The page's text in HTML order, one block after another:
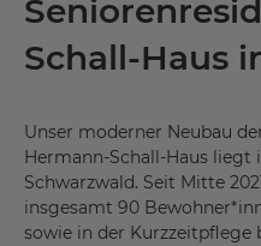
Schall-Haus
Unser moderner Neubau
Hermann-Schall-Haus
Schwarzwald. Seit Mitte
insgesamt 90
sowie in der Kurzzeitpflege